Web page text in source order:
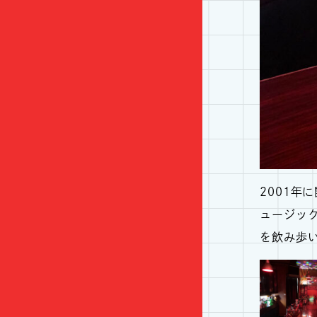
2001年に
ュージッ
を飲み歩